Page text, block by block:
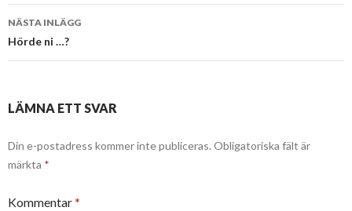
NÄSTA INLÄGG
Hörde ni …?
LÄMNA ETT SVAR
Din e-postadress kommer inte publiceras. Obligatoriska fält är
märkta *
Kommentar*